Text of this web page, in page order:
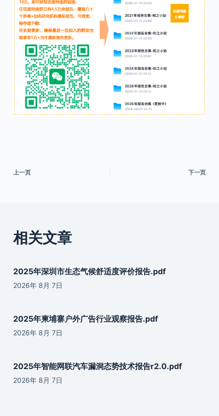
上一页 下一页
相关文章
2025年深圳市生态气候舒适度评价报告.pdf
2026年 8月 7日
2025年柬埔寨户外广告行业观察报告.pdf
2026年 8月 7日
2025年智能网联汽车漏洞态势技术报告r2.0.pdf
2026年 8月 7日